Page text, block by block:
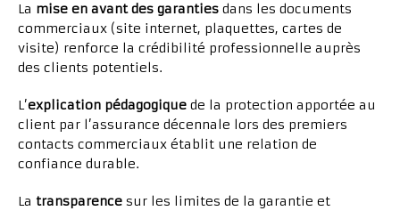
La mise en avant des garanties dans les documents
commerciaux (site internet, plaquettes, cartes de
visite) renforce la crédibilité professionnelle auprès
des clients potentiels.
L’explication pédagogique de la protection apportée au
client par l’assurance décennale lors des premiers
contacts commerciaux établit une relation de
confiance durable.
La transparence sur les limites de la garantie et